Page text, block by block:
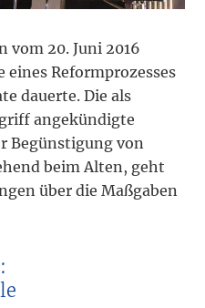
vom 20. Juni 2016
eines Reformprozesses
dauerte. Die als
angekündigte
Begünstigung von
beim Alten, geht
über die Maßgaben